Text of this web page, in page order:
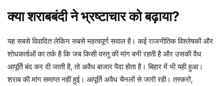
क्या शराबबंदी ने भ्रष्टाचार को बढ़ाया?
यह सबसे विवादित लेकिन सबसे महत्वपूर्ण सवाल है। कई राजनीतिक विश्लेषकों और
शोधकर्ताओं का तर्क है कि जब किसी वस्तु की मांग बनी रहती है और उसकी वैध
आपूर्ति बंद कर दी जाती है, तो अवैध बाजार पैदा होता है। बिहार में भी यही हुआ।
शराब की मांग समाप्त नहीं हुई। आपूर्ति अवैध चैनलों से जारी रही। तस्करों,